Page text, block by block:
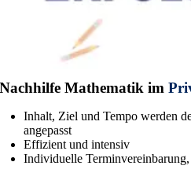
Nachhilfe Mathematik im
Inhalt, Ziel und Tempo werden
angepasst
Effizient und intensiv
Individuelle